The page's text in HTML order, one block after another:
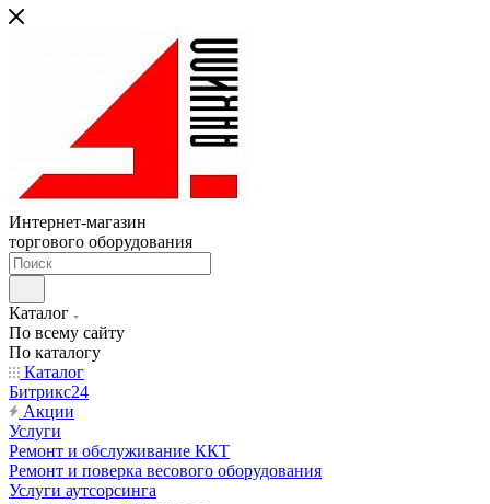
Интернет-магазин
торгового оборудования
Каталог
По всему сайту
По каталогу
Каталог
Битрикс24
Акции
Услуги
Ремонт и обслуживание ККТ
Ремонт и поверка весового оборудования
Услуги аутсорсинга